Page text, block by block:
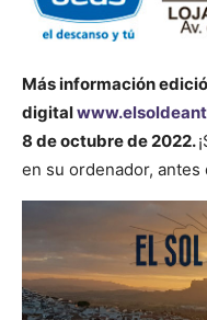
Más información
digital
8 de octubre de 2022.
en su ordenador, antes